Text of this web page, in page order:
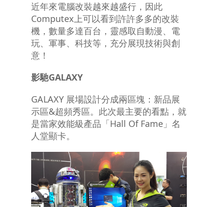
近年來電腦改裝越來越盛行，因此
Computex上可以看到許許多多的改裝
機，數量多達百台，靈感取自動漫、電
玩、軍事、科技等，充分展現技術與創
意！
影馳GALAXY
GALAXY 展場設計分成兩區塊：新品展
示區&超頻秀區。此次最主要的看點，就
是當家效能級產品「Hall Of Fame」名
人堂顯卡。